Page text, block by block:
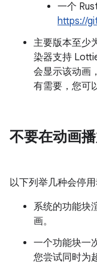
一个
https://
主要版本至少
染器支持
会显示该动画
有需要，您可
不要在动画
以下列举几种会停用
系统的功能块
画。
一个功能块一
您尝试同时为